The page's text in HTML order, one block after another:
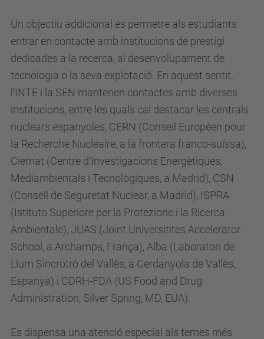
Un objectiu addicional és permetre als estudiants
entrar en contacte amb institucions de prestigi
dedicades a la recerca, al desenvolupament de
tecnologia o la seva explotació. En aquest sentit,
l’INTE i la SEN mantenen contactes amb diverses
institucions, entre les quals cal destacar les centrals
nuclears espanyoles, CERN (Conseil Européen pour
la Recherche Nucléaire, a la frontera franco-suïssa),
Ciemat (Centre d’Investigacions Energètiques,
Mediambientals i Tecnològiques, a Madrid), CSN
(Consell de Seguretat Nuclear, a Madrid), ISPRA
(Istituto Superiore per la Protezione i la Ricerca
Ambientale), JUAS (Joint Universitites Accelerator
School, a Archamps, França), Alba (Laboratori de
Llum Sincrotró del Vallès, a Cerdanyola de Vallès,
Espanya) i CDRH-FDA (US Food and Drug
Administration, Silver Spring, MD, EUA).
Es dispensa una atenció especial als temes més